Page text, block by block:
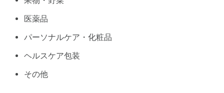
医薬品
パーソナルケア・化粧品
ヘルスケア包装
その他